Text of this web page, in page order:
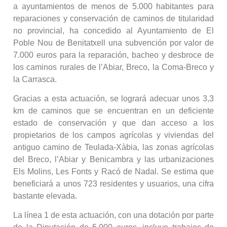
a ayuntamientos de menos de 5.000 habitantes para
reparaciones y conservación de caminos de titularidad
no provincial, ha concedido al Ayuntamiento de El
Poble Nou de Benitatxell una subvención por valor de
7.000 euros para la reparación, bacheo y desbroce de
los caminos rurales de l’Abiar, Breco, la Coma-Breco y
la Carrasca.
Gracias a esta actuación, se logrará adecuar unos 3,3
km de caminos que se encuentran en un deficiente
estado de conservación y que dan acceso a los
propietarios de los campos agrícolas y viviendas del
antiguo camino de Teulada-Xàbia, las zonas agrícolas
del Breco, l’Abiar y Benicambra y las urbanizaciones
Els Molins, Les Fonts y Racó de Nadal. Se estima que
beneficiará a unos 723 residentes y usuarios, una cifra
bastante elevada.
La línea 1 de esta actuación, con una dotación por parte